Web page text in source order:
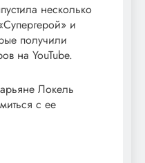
несколько
и
получили
на YouTube.
Локель
с ее